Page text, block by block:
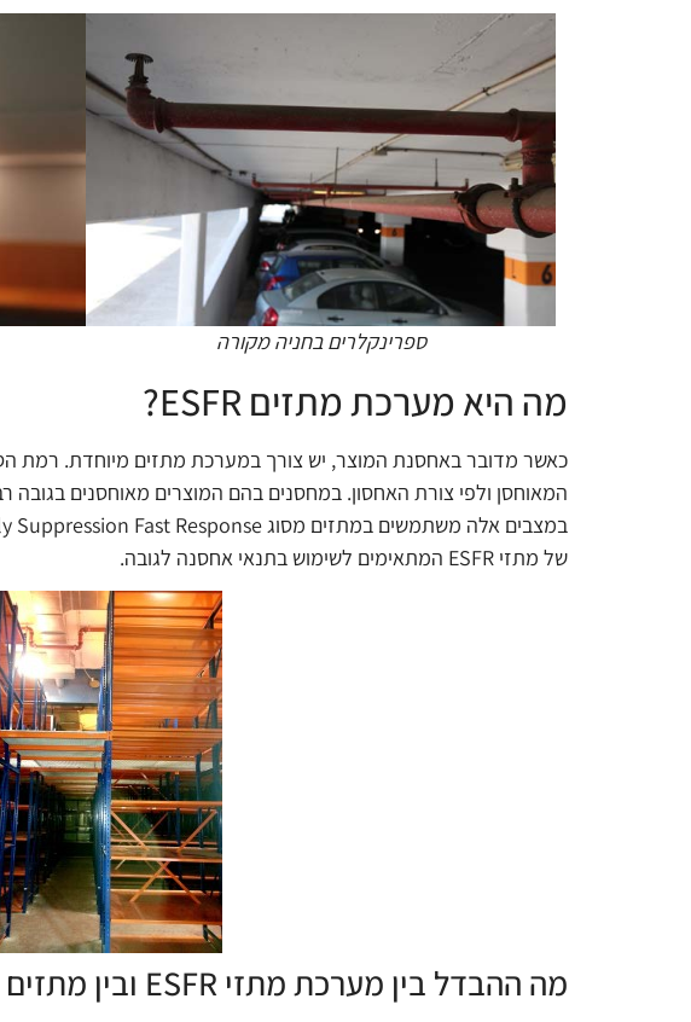
ספרינקלרים בחניה מקורה
מה היא מערכת מתזים ESFR?
כאשר מדובר באחסנת המוצר, יש צורך במערכת מתזים מיוחדת. רמת
המאוחסן ולפי צורת האחסון. במחסנים בהם המוצרים מאוחסנים
של מתזי ESFR המתאימים לשימוש בתנאי אחסנה לגובה.
מה ההבדל בין מערכת מתזי ESFR ובין מתזים סטנדרטיים?